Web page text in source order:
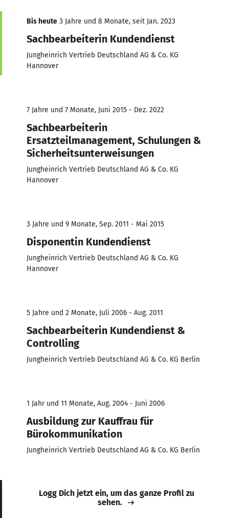
Bis heute 3 Jahre und 8 Monate, seit Jan. 2023
Sachbearbeiterin Kundendienst
Jungheinrich Vertrieb Deutschland AG & Co. KG
Hannover
7 Jahre und 7 Monate, Juni 2015 - Dez. 2022
Sachbearbeiterin
Ersatzteilmanagement, Schulungen &
Sicherheitsunterweisungen
Jungheinrich Vertrieb Deutschland AG & Co. KG
Hannover
3 Jahre und 9 Monate, Sep. 2011 - Mai 2015
Disponentin Kundendienst
Jungheinrich Vertrieb Deutschland AG & Co. KG
Hannover
5 Jahre und 2 Monate, Juli 2006 - Aug. 2011
Sachbearbeiterin Kundendienst &
Controlling
Jungheinrich Vertrieb Deutschland AG & Co. KG Berlin
1 Jahr und 11 Monate, Aug. 2004 - Juni 2006
Ausbildung zur Kauffrau für
Bürokommunikation
Jungheinrich Vertrieb Deutschland AG & Co. KG Berlin
Logg Dich jetzt ein, um das ganze Profil zu
sehen.